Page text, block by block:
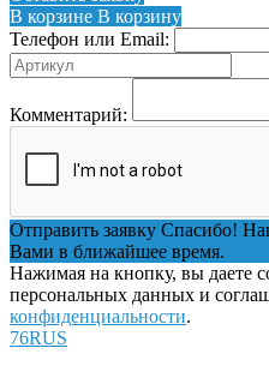
В корзине В корзину
Телефон или Email:
Комментарий:
Отправить заявку Спасибо!
Вами в ближайшее время.
Нажимая на кнопку, вы даете
персональных данных и
конфиденциальности.
76RUS